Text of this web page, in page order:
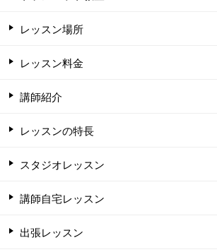
レッスン場所
レッスン料金
講師紹介
レッスンの特長
スタジオレッスン
講師自宅レッスン
出張レッスン